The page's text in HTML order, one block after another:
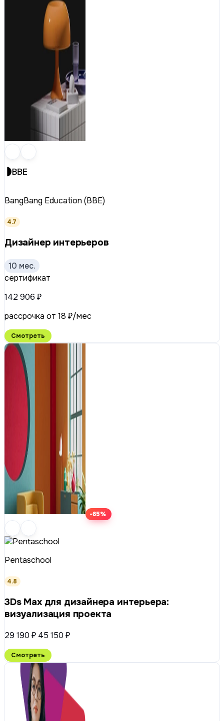
BangBang Education (BBE)
4.7
Дизайнер интерьеров
10 мес.
сертификат
142 906 ₽
рассрочка от 18 ₽/мес
Смотреть
-65%
Pentaschool
4.8
3Ds Max для дизайнера интерьера:
визуализация проекта
29 190 ₽ 45 150 ₽
Смотреть